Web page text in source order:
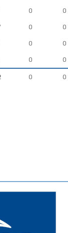
0
0
0
0
0
0
0
0
0 0